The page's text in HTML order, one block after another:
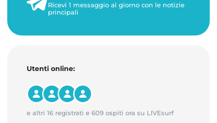
1 minuto di letturaRicevi 1 messaggio al giorno con le notizie
principali
Utenti online:
e altri 16 registrati e 609 ospiti ora su LIVEsurf